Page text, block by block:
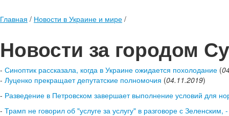
Главная / Новости в Украине и мире /
Новости за городом
- Синоптик рассказала, когда в Украине ожидается похолодание (
- Луценко прекращает депутатские полномочия (04.11.2019)
- Разведение в Петровском завершает выполнение условий для
- Трамп не говорил об "услуге за услугу" в разговоре с